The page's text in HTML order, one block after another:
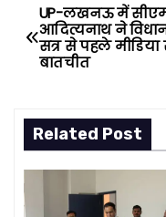
P
o
t
n
a
UP-लखनऊ में सीएम
आदित्यनाथ ने
सत्र से पहले
बातचीत
Related Post